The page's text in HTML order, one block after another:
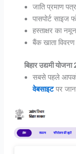
जाति प्रमाण पत्र
पासपोर्ट साइज
हस्ताक्षर का
बैंक खाता विवरण
बिहार उद्यमी
सबसे पहले आपको
वेबसाइटपर